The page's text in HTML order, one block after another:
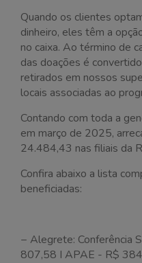
Quando os clientes
dinheiro, eles têm a
no caixa. Ao término de
das doações é
retirados em nossos
locais associadas ao
Contando com toda a
em março de 2025,
24.484,43 nas filiais da
Confira abaixo a lista
beneficiadas:
− Alegrete: Conferência
807,58 I APAE - R$